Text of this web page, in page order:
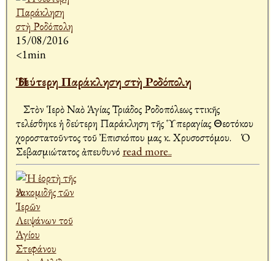
15/08/2016
<1min
Ἡ δεύτερη Παράκληση στὴ Ροδόπολη
Στὸν Ἱερὸ Ναὸ Ἁγίας Τριάδος Ροδοπόλεως Ἀττικῆς
τελέσθηκε ἡ δεύτερη Παράκληση τῆς Ὑπεραγίας Θεοτόκου
χοροστατοῦντος τοῦ Ἐπισκόπου μας κ. Χρυσοστόμου. Ὁ
Σεβασμιώτατος ἀπευθυνό read more..